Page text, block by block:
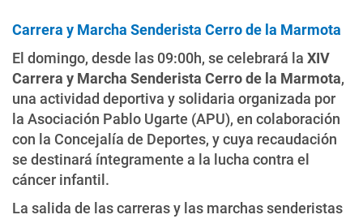
Carrera y Marcha Senderista Cerro de la Marmota
El domingo, desde las 09:00h, se celebrará la XIV
Carrera y Marcha Senderista Cerro de la Marmota,
una actividad deportiva y solidaria organizada por
la Asociación Pablo Ugarte (APU), en colaboración
con la Concejalía de Deportes, y cuya recaudación
se destinará íntegramente a la lucha contra el
cáncer infantil.
La salida de las carreras y las marchas senderistas